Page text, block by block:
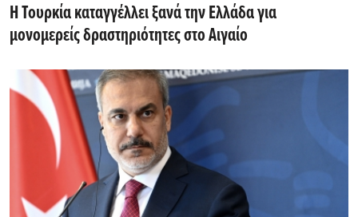
Η Τουρκία καταγγέλλει ξανά την Ελλάδα για
μονομερείς δραστηριότητες στο Αιγαίο